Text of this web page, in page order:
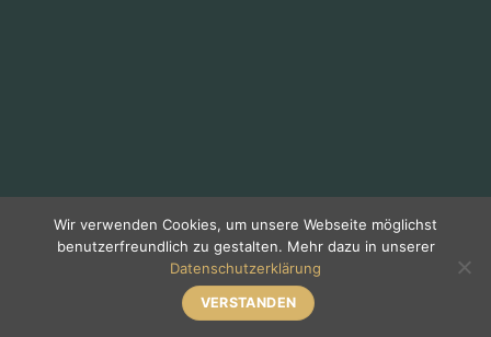
Wir verwenden Cookies, um unsere Webseite möglichst
benutzerfreundlich zu gestalten. Mehr dazu in unserer
Datenschutzerklärung
VERSTANDEN